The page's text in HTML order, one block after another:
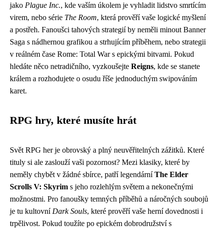
jako Plague Inc., kde vaším úkolem je vyhladit lidstvo smrtícím
virem, nebo série The Room, která prověří vaše logické myšlení
a postřeh. Fanoušci tahových strategií by neměli minout Banner
Saga s nádhernou grafikou a strhujícím příběhem, nebo strategii
v reálném čase Rome: Total War s epickými bitvami. Pokud
hledáte něco netradičního, vyzkoušejte Reigns, kde se stanete
králem a rozhodujete o osudu říše jednoduchým swipováním
karet.
RPG hry, které musíte hrát
Svět RPG her je obrovský a plný neuvěřitelných zážitků. Které
tituly si ale zaslouží vaši pozornost? Mezi klasiky, které by
neměly chybět v žádné sbírce, patří legendárníThe Elder
Scrolls V: Skyrim s jeho rozlehlým světem a nekonečnými
možnostmi. Pro fanoušky temných příběhů a náročných soubojů
je tu kultovní Dark Souls, které prověří vaše herní dovednosti i
trpělivost. Pokud toužíte po epickém dobrodružství s